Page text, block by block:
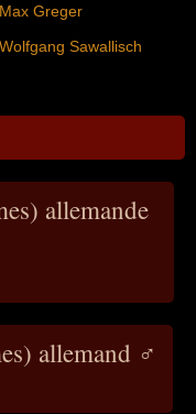
Max Greger
Wolfgang Sawallisch
allemande
allemand ♂